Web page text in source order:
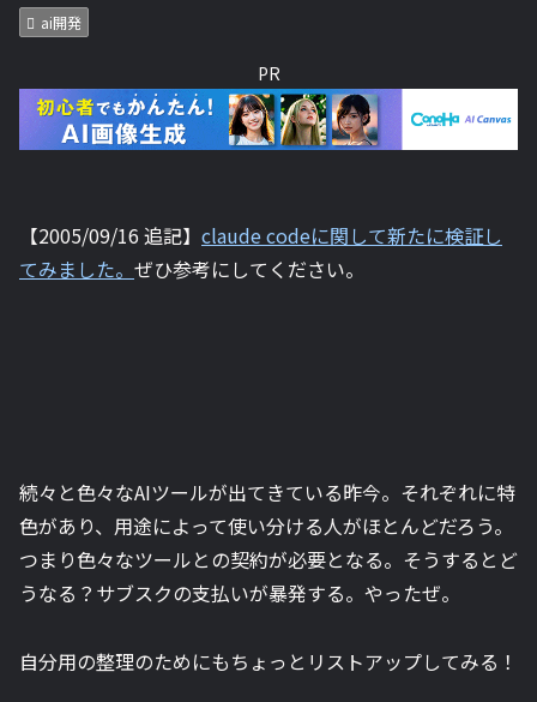
ai開発
PR
【2005/09/16 追記】 claude codeに関して新たに検証し
てみました。 ぜひ参考にしてください。
続々と色々なAIツールが出てきている昨今。それぞれに特
色があり、用途によって使い分ける人がほとんどだろう。
つまり色々なツールとの契約が必要となる。そうするとど
うなる？サブスクの支払いが暴発する。やったぜ。
自分用の整理のためにもちょっとリストアップしてみる！